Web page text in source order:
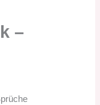
–